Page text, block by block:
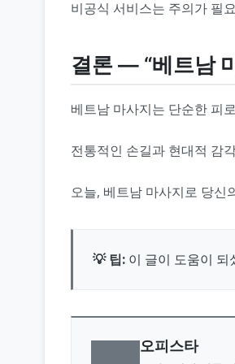
비공식 서비스는 주의가 필
결론 ― “베트남
베트남 마사지는 단순한 피
전통적인 손길과 현대적 감
오늘, 베트남 마사지로 당신
💡 팁: 이 글이 도움이 되
오피스타